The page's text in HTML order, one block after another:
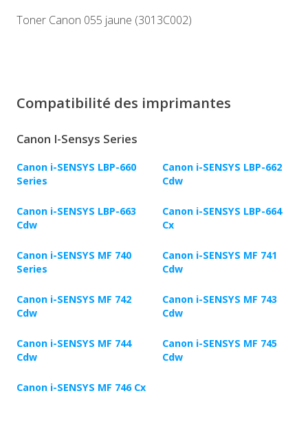
Toner Canon 055 jaune (3013C002)
Compatibilité des imprimantes
Canon I-Sensys Series
Canon i-SENSYS LBP-660
Series
Canon i-SENSYS LBP-662
Cdw
Canon i-SENSYS LBP-663
Cdw
Canon i-SENSYS LBP-664
Cx
Canon i-SENSYS MF 740
Series
Canon i-SENSYS MF 741
Cdw
Canon i-SENSYS MF 742
Cdw
Canon i-SENSYS MF 743
Cdw
Canon i-SENSYS MF 744
Cdw
Canon i-SENSYS MF 745
Cdw
Canon i-SENSYS MF 746 Cx